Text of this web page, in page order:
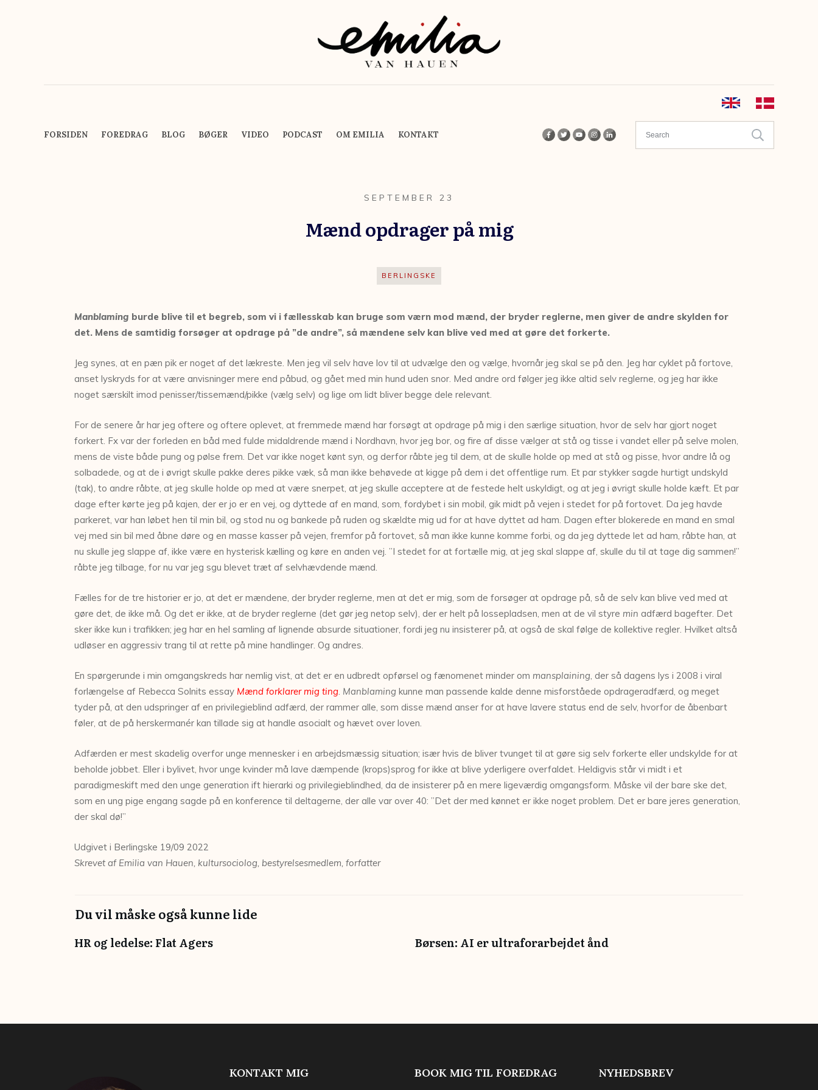
FORSIDEN FOREDRAG BLOG BØGER VIDEO PODCAST OM EMILIA KONTAKT
SEPTEMBER 23
Mænd opdrager på mig
BERLINGSKE
Manblaming burde blive til et begreb, som vi i fællesskab kan bruge som værn mod mænd, der bryder reglerne, men giver de andre skylden for
det. Mens de samtidig forsøger at opdrage på ”de andre”, så mændene selv kan blive ved med at gøre det forkerte.
Jeg synes, at en pæn pik er noget af det lækreste. Men jeg vil selv have lov til at udvælge den og vælge, hvornår jeg skal se på den. Jeg har cyklet på fortove,
anset lyskryds for at være anvisninger mere end påbud, og gået med min hund uden snor. Med andre ord følger jeg ikke altid selv reglerne, og jeg har ikke
noget særskilt imod penisser/tissemænd/pikke (vælg selv) og lige om lidt bliver begge dele relevant.
For de senere år har jeg oftere og oftere oplevet, at fremmede mænd har forsøgt at opdrage på mig i den særlige situation, hvor de selv har gjort noget
forkert. Fx var der forleden en båd med fulde midaldrende mænd i Nordhavn, hvor jeg bor, og fire af disse vælger at stå og tisse i vandet eller på selve molen,
mens de viste både pung og pølse frem. Det var ikke noget kønt syn, og derfor råbte jeg til dem, at de skulle holde op med at stå og pisse, hvor andre lå og
solbadede, og at de i øvrigt skulle pakke deres pikke væk, så man ikke behøvede at kigge på dem i det offentlige rum. Et par stykker sagde hurtigt undskyld
(tak), to andre råbte, at jeg skulle holde op med at være snerpet, at jeg skulle acceptere at de festede helt uskyldigt, og at jeg i øvrigt skulle holde kæft. Et par
dage efter kørte jeg på kajen, der er jo er en vej, og dyttede af en mand, som, fordybet i sin mobil, gik midt på vejen i stedet for på fortovet. Da jeg havde
parkeret, var han løbet hen til min bil, og stod nu og bankede på ruden og skældte mig ud for at have dyttet ad ham. Dagen efter blokerede en mand en smal
vej med sin bil med åbne døre og en masse kasser på vejen, fremfor på fortovet, så man ikke kunne komme forbi, og da jeg dyttede let ad ham, råbte han, at
nu skulle jeg slappe af, ikke være en hysterisk kælling og køre en anden vej. ”I stedet for at fortælle mig, at jeg skal slappe af, skulle du til at tage dig sammen!”
råbte jeg tilbage, for nu var jeg sgu blevet træt af selvhævdende mænd.
Fælles for de tre historier er jo, at det er mændene, der bryder reglerne, men at det er mig, som de forsøger at opdrage på, så de selv kan blive ved med at
gøre det, de ikke må. Og det er ikke, at de bryder reglerne (det gør jeg netop selv), der er helt på lossepladsen, men at de vil styre min adfærd bagefter. Det
sker ikke kun i trafikken; jeg har en hel samling af lignende absurde situationer, fordi jeg nu insisterer på, at også de skal følge de kollektive regler. Hvilket altså
udløser en aggressiv trang til at rette på mine handlinger. Og andres.
En spørgerunde i min omgangskreds har nemlig vist, at det er en udbredt opførsel og fænomenet minder om mansplaining , der så dagens lys i 2008 i viral
forlængelse af Rebecca Solnits essay Mænd forklarer mig ting Manblaming kunne man passende kalde denne misforståede opdrageradfærd, og meget
tyder på, at den udspringer af en privilegieblind adfærd, der rammer alle, som disse mænd anser for at have lavere status end de selv, hvorfor de åbenbart
føler, at de på herskermanér kan tillade sig at handle asocialt og hævet over loven.
Adfærden er mest skadelig overfor unge mennesker i en arbejdsmæssig situation; især hvis de bliver tvunget til at gøre sig selv forkerte eller undskylde for at
beholde jobbet. Eller i bylivet, hvor unge kvinder må lave dæmpende (krops)sprog for ikke at blive yderligere overfaldet. Heldigvis står vi midt i et
paradigmeskift med den unge generation ift hierarki og privilegieblindhed, da de insisterer på en mere ligeværdig omgangsform. Måske vil der bare ske det,
som en ung pige engang sagde på en konference til deltagerne, der alle var over 40: ”Det der med kønnet er ikke noget problem. Det er bare jeres generation,
der skal dø!”
Udgivet i Berlingske 19/09 2022
Skrevet af Emilia van Hauen, kultursociolog, bestyrelsesmedlem, forfatter
Du vil måske også kunne lide
HR og ledelse: Flat Agers Børsen: AI er ultraforarbejdet ånd
KONTAKT MIG BOOK MIG TIL FOREDRAG NYHEDSBREV